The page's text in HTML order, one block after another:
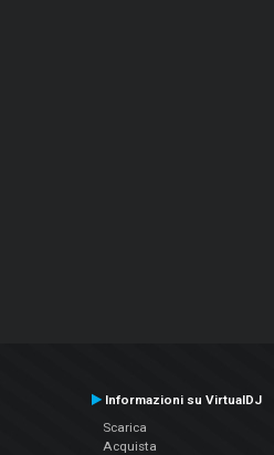
Informazioni su VirtualDJ
Scarica
Acquista